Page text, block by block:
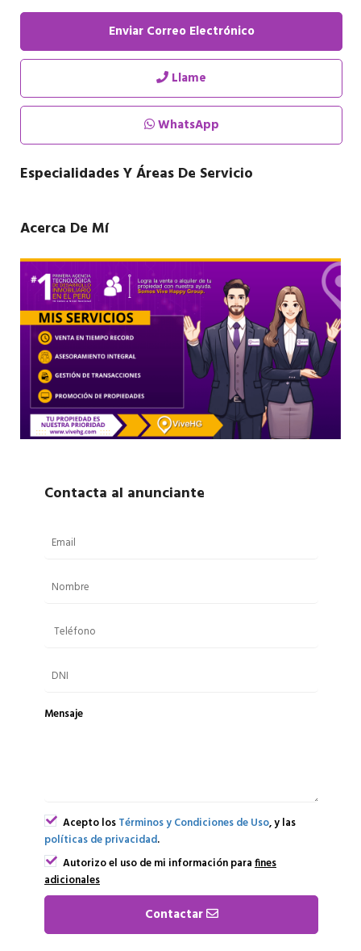
Enviar Correo Electrónico
Llame
WhatsApp
Especialidades Y Áreas De Servicio
Acerca De Mí
Contacta al anunciante
Mensaje
Acepto losTérminos y Condiciones de Uso, y las
políticas de privacidad.
Autorizo el uso de mi información parafines
adicionales
Contactar